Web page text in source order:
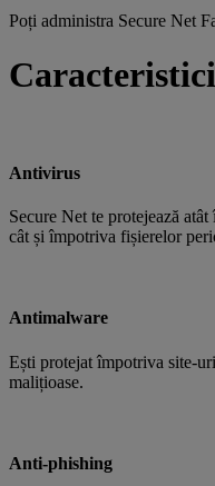
Poți administra Secure Net
Caracteristici
Antivirus
Secure Net te protejează
cât și împotriva fișierelor
Antimalware
Ești protejat împotriva site-
malițioase.
Anti-phishing